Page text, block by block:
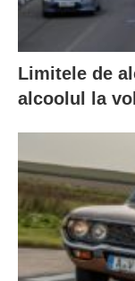
Limitele de
alcoolul la